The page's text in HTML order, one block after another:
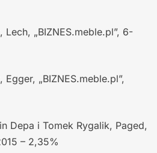
„BIZNES.meble.pl”, 6-
„BIZNES.meble.pl”,
Depa i Tomek Rygalik, Paged,
– 2,35%